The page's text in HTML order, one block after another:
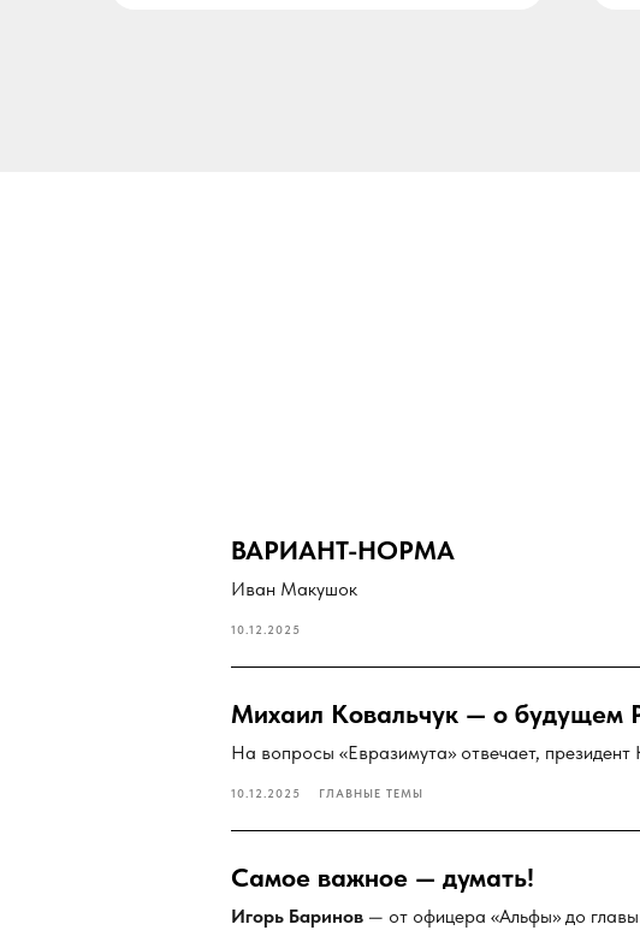
ВАРИАНТ-НОРМА
Иван Макушок
10.12.2025
Михаил Ковальчук — о будущем
На вопросы «Евразимута» отвечает, президент
10.12.2025 ГЛАВНЫЕ ТЕМЫ
Самое важное — думать!
Игорь Баринов — от офицера «Альфы» до